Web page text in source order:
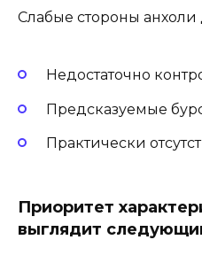
Слабые стороны анхоли
Недостаточно
Предсказуемые
Практически
Приоритет
выглядит